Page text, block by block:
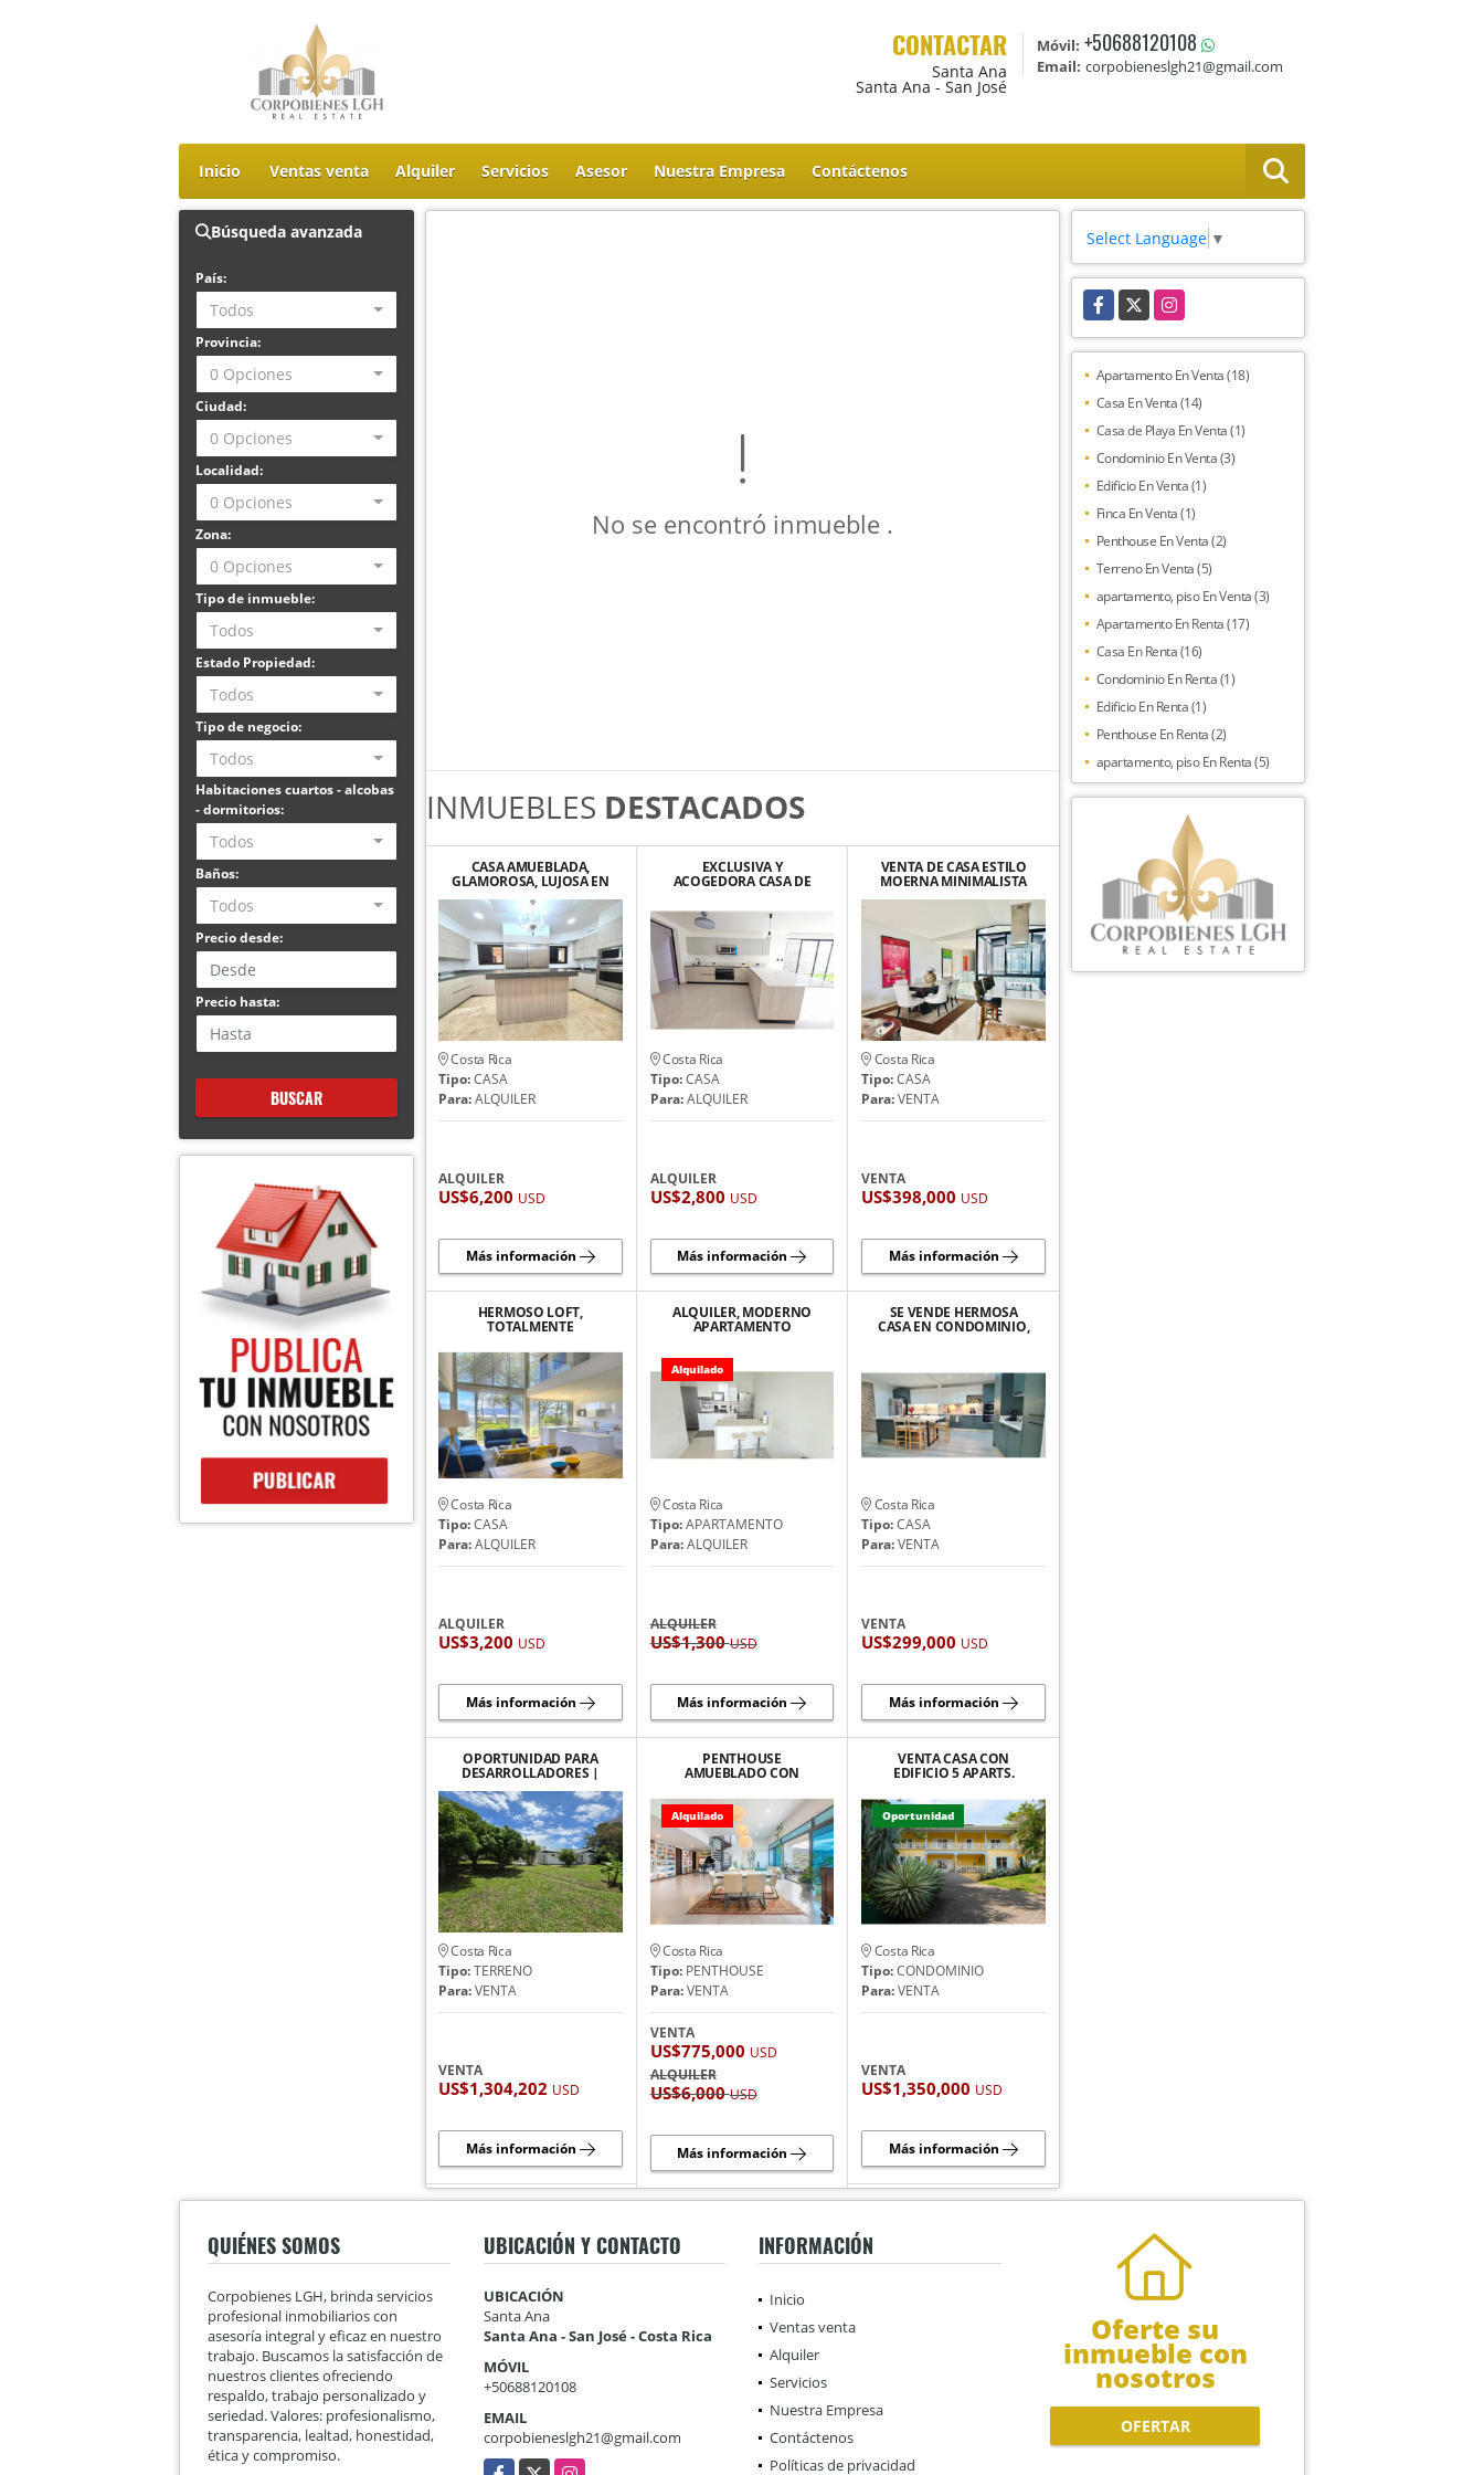
CONTACTAR
Santa Ana
Santa Ana - San José
Móvil: +50688120108
Email: corpobieneslgh21@gmail.com
Inicio Ventas venta Alquiler Servicios Asesor Nuestra Empresa Contáctenos
Búsqueda avanzada
País:
Todos
Provincia:
0 Opciones
Ciudad:
0 Opciones
Localidad:
0 Opciones
Zona:
0 Opciones
Tipo de inmueble:
Todos
Estado Propiedad:
Todos
Tipo de negocio:
Todos
Habitaciones cuartos - alcobas
- dormitorios:
Todos
Baños:
Todos
Precio desde:
Precio hasta:
BUSCAR
No se encontró inmueble .
INMUEBLES DESTACADOS
CASA AMUEBLADA,
GLAMOROSA, LUJOSA EN
ALTOS DE LAS PALOMAS,
SANTA ANA.
Costa Rica
Tipo:CASA
Para:ALQUILER
ALQUILER
US$6,200 USD
Más información
EXCLUSIVA Y
ACOGEDORA CASA DE
LINDORA, SANTA ANA
Costa Rica
Tipo:CASA
Para:ALQUILER
ALQUILER
US$2,800 USD
Más información
VENTA DE CASA ESTILO
MOERNA MINIMALISTA
CON HERMOSA VISTA,
Costa Rica
Tipo:CASA
Para:VENTA
VENTA
US$398,000 USD
Más información
HERMOSO LOFT,
TOTALMENTE
EN SAN RAFAEL DE
ESCAZU
Costa Rica
Tipo:CASA
Para:ALQUILER
ALQUILER
US$3,200 USD
Más información
ALQUILER, MODERNO
APARTAMENTO
NUNCIATURA,
ROHRMOSER
Alquilado
Costa Rica
Tipo:APARTAMENTO
Para:ALQUILER
ALQUILER
US$1,300USD
Más información
SE VENDE HERMOSA
CASA EN CONDOMINIO,
ESCAZÚ
Costa Rica
Tipo:CASA
Para:VENTA
VENTA
US$299,000 USD
Más información
OPORTUNIDAD PARA
DESARROLLADORES |
LEGADO PRIME
Costa Rica
Tipo:TERRENO
Para:VENTA
VENTA
US$1,304,202 USD
Más información
PENTHOUSE
AMUEBLADO CON
GUACHIPELIN DE ESCAZU
Alquilado
Costa Rica
Tipo:PENTHOUSE
Para:VENTA
VENTA
US$775,000 USD
ALQUILER
US$6,000USD
Más información
VENTA CASA CON
EDIFICIO 5 APARTS.
COLONIAL" SANTA ANA
Oportunidad
Costa Rica
Tipo:CONDOMINIO
Para:VENTA
VENTA
US$1,350,000 USD
Más información
Select Language ▼
Facebook
X Instagram
Apartamento En Venta (18)
Casa En Venta (14)
Casa de Playa En Venta (1)
Condominio En Venta (3)
Edificio En Venta (1)
Finca En Venta (1)
Penthouse En Venta (2)
Terreno En Venta (5)
apartamento, piso En Venta (3)
Apartamento En Renta (17)
Casa En Renta (16)
Condominio En Renta (1)
Edificio En Renta (1)
Penthouse En Renta (2)
apartamento, piso En Renta (5)
QUIÉNES SOMOS
Corpobienes LGH, brinda servicios
profesional inmobiliarios con
asesoría integral y eficaz en nuestro
trabajo. Buscamos la satisfacción de
nuestros clientes ofreciendo
respaldo, trabajo personalizado y
seriedad. Valores: profesionalismo,
transparencia, lealtad, honestidad,
ética y compromiso.
UBICACIÓN Y CONTACTO
UBICACIÓN
Santa Ana
Santa Ana - San José - Costa Rica
MÓVIL
+50688120108
EMAIL
corpobieneslgh21@gmail.com
Facebook
X Instagram
INFORMACIÓN
Inicio
Ventas venta
Alquiler
Servicios
Nuestra Empresa
Contáctenos
Políticas de privacidad
Oferte su
inmueble con
nosotros
OFERTAR